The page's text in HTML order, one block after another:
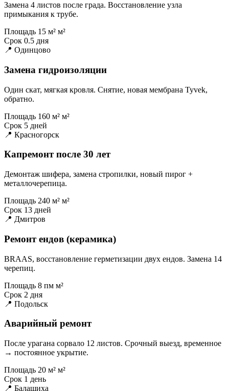
Замена 4 листов после града. Восстановление узла
примыкания к трубе.
Площадь 15 м² м²
Срок 0.5 дня
📍 Одинцово
Замена гидроизоляции
Один скат, мягкая кровля. Снятие, новая мембрана Tyvek,
обратно.
Площадь 160 м² м²
Срок 5 дней
📍 Красногорск
Капремонт после 30 лет
Демонтаж шифера, замена стропилки, новый пирог +
металлочерепица.
Площадь 240 м² м²
Срок 13 дней
📍 Дмитров
Ремонт ендов (керамика)
BRAAS, восстановление герметизации двух ендов. Замена 14
черепиц.
Площадь 8 пм м²
Срок 2 дня
📍 Подольск
Аварийный ремонт
После урагана сорвало 12 листов. Срочный выезд, временное
→ постоянное укрытие.
Площадь 20 м² м²
Срок 1 день
📍 Балашиха